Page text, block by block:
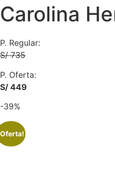
Carolina
P. Regular:
S/ 735
P. Oferta:
S/ 449
-39%